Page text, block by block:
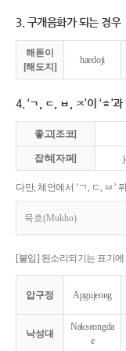
3. 구개음화가 되는 경우
해돋이
[해도지]
haedoji
4. ‘ㄱ, ㄷ, ㅂ, ㅈ’이 ‘ㅎ’
좋고[조코]
잡혀[자펴]
다만, 체언에서 ‘ㄱ, ㄷ, ㅂ’
묵호(Mukho)
[붙임] 된소리되기는 표기
압구정 Apgujeong
낙성대
Nakseongda
e